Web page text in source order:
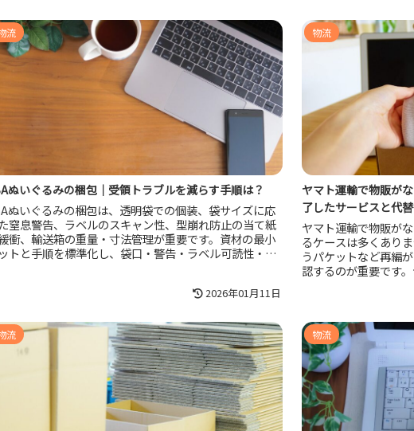
流
ぬいぐるみの梱包｜受領トラブルを減らす手順は？
ぬいぐるみの梱包は、透明袋での個装、袋サイズに応
窒息警告、ラベルのスキャン性、型崩れ防止の当て紙
衝、輸送箱の重量・寸法管理が重要です。資材の最小
トと手順を標準化し、袋口・警告・ラベル可読性・箱
2026年01月11日
物流
ヤマト運輸で物販が
了したサービスと代
ヤマト運輸で物販が
るケースは多くあり
うパケットなど再編
認するのが重要です
スの代替、資材の最
改定があっても物販
流 物流